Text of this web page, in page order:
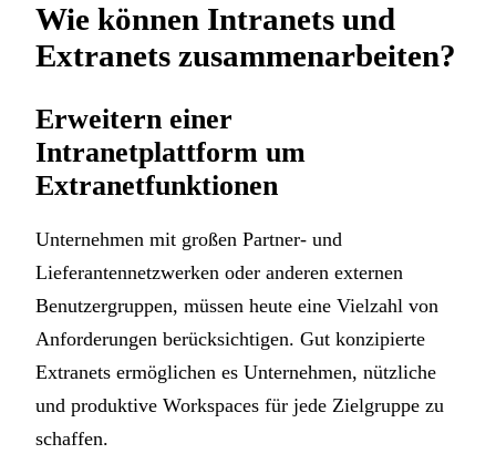
Wie können Intranets und
Extranets zusammenarbeiten?
Erweitern einer
Intranetplattform um
Extranetfunktionen
Unternehmen mit großen Partner- und
Lieferantennetzwerken oder anderen externen
Benutzergruppen, müssen heute eine Vielzahl von
Anforderungen berücksichtigen. Gut konzipierte
Extranets ermöglichen es Unternehmen, nützliche
und produktive Workspaces für jede Zielgruppe zu
schaffen.